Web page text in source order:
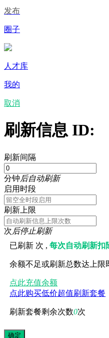
发布
圈子
人才库
我的
取消
刷新信息 ID:
刷新间隔
分钟后自动刷新
启用时段
刷新上限
次后停止刷新
已刷新 次 ,每次自动刷新扣
余额不足或刷新总数达上限
点此充值余额
点此购买低价超值刷新套餐
刷新套餐剩余次数0次